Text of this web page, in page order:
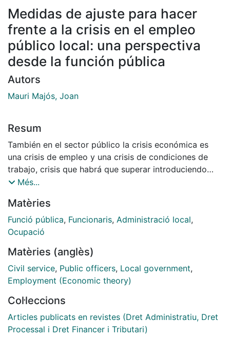
Medidas de ajuste para hacer
frente a la crisis en el empleo
público local: una perspectiva
desde la función pública
Autors
Mauri Majós, Joan
Resum
También en el sector público la crisis económica es
una crisis de empleo y una crisis de condiciones de
trabajo, crisis que habrá que superar introduciendo
criterios de flexibilidad externa e interna. En el ámbito
subordinarse al derecho a la inamovilidad en la
condición funcionarial, pero existe una posibilidad real
de adaptación numérica de las plantillas a través de
planificación, una correcta gestión del sistema de
nombramientos temporales y de las posibilidades
existentes para una política ordenada de contratación
flexibilidad interna el camino es inmenso para la
adopción de medidas de eficacia orientadas a facilitar
una gestión de recursos humanos funcional, que
Més...
Matèries
Funció pública, Funcionaris, Administració local,
Ocupació
Matèries (anglès)
Civil service, Public officers, Local government,
Employment (Economic theory)
Col·leccions
Articles publicats en revistes (Dret Administratiu, Dret
Processal i Dret Financer i Tributari)